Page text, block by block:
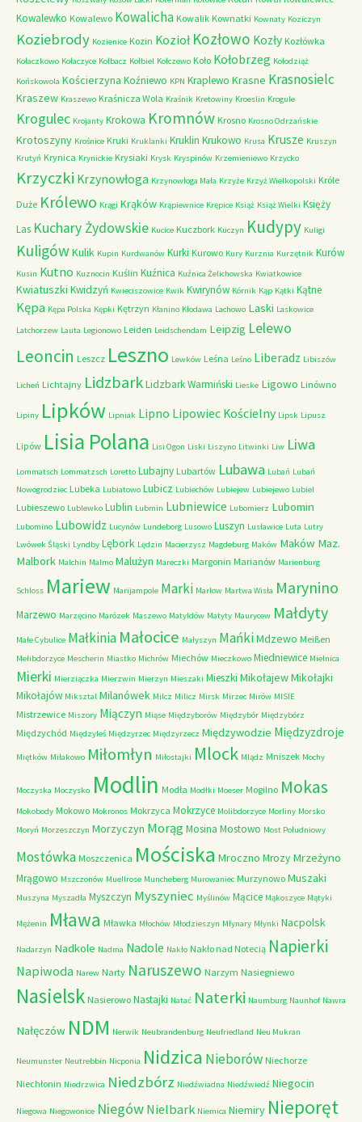
Kowalewko Kowalewo Kowalicha Kowalik Kownatki Kownaty Koziczyn
Koziebrody Kozienice Kozin Kozioł Kozłowo Kozły Kozłówka
Kołaczkowo Kołaczyce Kołbacz Kołbiel Kołczewo Koło Kołobrzeg Kołodziąż
Końskowola Kościerzyna Koźniewo KPN Kraplewo Krasne Krasnosielc
Kraszew Kraszewo Kraśnicza Wola Kraśnik Kretowiny Kroeslin Krogule
Krogulec Krojanty Krokowa Kromnów Krosno Krosno Odrzańskie
Krotoszyny Krośnice Kruki Kruklanki Kruklin Krukowo Krusa Krusze Kruszyn
Krutyń Krynica Krynickie Krysiaki Krysk Kryspinów Krzemieniewo Krzycko
Krzyczki Krzynowłoga Krzynowłoga Mała Krzyże Krzyż Wielkopolski Króle
Duże Królewo Krągi Krąków Krąpiewnice Krępice Książ Książ Wielki Księży
Las Kuchary Żydowskie Kucice Kuczbork Kuczyn Kudypy Kuligi
KuligówKulik Kupin Kurdwanów Kurki Kurowo Kury Kurznia Kurzętnik Kurów
Kusin Kutno Kuznocin Kuślin Kuźnica Kuźnica Żelichowska Kwiatkowice
Kwiatuszki Kwidzyń Kwieciszowice Kwik Kwirynów Kórnik Kąp Kątki Kątne
Kępa Kępa Polska Kępki Kętrzyn Kłanino Kłodawa Lachowo Laski Laskowice
Latchorzew Lauta Legionowo Leiden Leidschendam Leipzig Lelewo
Leoncin Leszcz Leszno Lewków Leśna Leśno Liberadz Libiszów
Licheń Lichtajny LidzbarkLidzbark Warmiński Lieske Ligowo Linówno
Lipiny Lipków Lipniak Lipno Lipowiec Kościelny Lipsk Lipusz
Lipów Lisia Polana Lisi Ogon Liski Liszyno Litwinki Liw Liwa
Lommatsch Lommatzsch Loretto Lubajny Lubartów Lubawa Lubań Lubań
Nowogrodziec Lubeka Lubiatowo Lubicz Lubiechów Lubiejew Lubiejewo Lubiel
Lubieszewo Lublewko Lublin Lubmin Lubniewice Lubomierz Lubomin
Lubomino Lubowidz Lucynów Lundeborg Lusowo Luszyn Lusławice Luta Lutry
Lwówek Śląski Lyndby Lębork Lędzin Macierzysz Magdeburg Maków Maków Maz.
Malbork Malchin Malmo Malużyn Mareczki Margonin Marianów Marienburg
Schloss Mariew Marijampole Marki Marlow Martwa Wisła Marynino
Marzewo Marzęcino Marózek Maszewo Matyldów Matyty Maurycew Małdyty
Małe Cybulice Małkinia Małocice Małyszyn MańkiMdzewo Meißen
Melibdorzyce Mescherin Miastko Michrów Miechów Mieczkowo Miedniewice Mielnica
Mierki Mierziączka Mierzwin Mierzyn Mieszaki Mieszki MikołajewMikołajki
Mikołajów Miksztal Milanówek Milcz Milicz Mirsk Mirzec Mirów MISIE
Mistrzewice Miszory Miączyn Miąse Międzyborów Międzybór Międzybórz
Międzychód Międzyleś Międzyrzec Międzyrzecz Międzywodzie Międzyzdroje
Miętków Miłakowo Miłomłyn Miłostajki Mlock Mlądz Mniszek Mochy
Moczyska Moczysko Modlin Modła Modłki Moeser Mogilno Mokas
Mokobody Mokowo Mokronos Mokrzyca Mokrzyce Molibdorzyce Morliny Morsko
Moryń Morzeszczyn Morzyczyn MorągMosina Mostowo Most Południowy
Mostówka Moszczenica Mościska Mroczno Mrozy Mrzeżyno
Mrągowo Mszczonów Muellrose Muncheberg Murowaniec Murzynowo Muszaki
Muszyna Myszadła Myszczyn Myszyniec Myślinów Mącice Mąkoszyce Mątyki
Mężenin Mława Mławka Młochów Młodzieszyn Młynary Młynki Nacpolsk
Nadarzyn Nadkole Nadma Nadole Nakło Nakło nad Notecią Napierki
Napiwoda Narew Narty Naruszewo Narzym Nasiegniewo
Nasielsk Nasierowo Nastajki Natać Naterki Naumburg Naunhof Nawra
Nałęczów NDM Nerwik Neubrandenburg Neufriedland Neu Mukran
Neumunster Neutrebbin Nicponia Nidzica Nieborów Niechorze
Niechłonin Niedrzwica Niedzbórz Niedźwiadna Niedźwiedź Niegocin
Niegowa Niegowonice Niegów Nielbark Niemica Niemiry Nieporęt